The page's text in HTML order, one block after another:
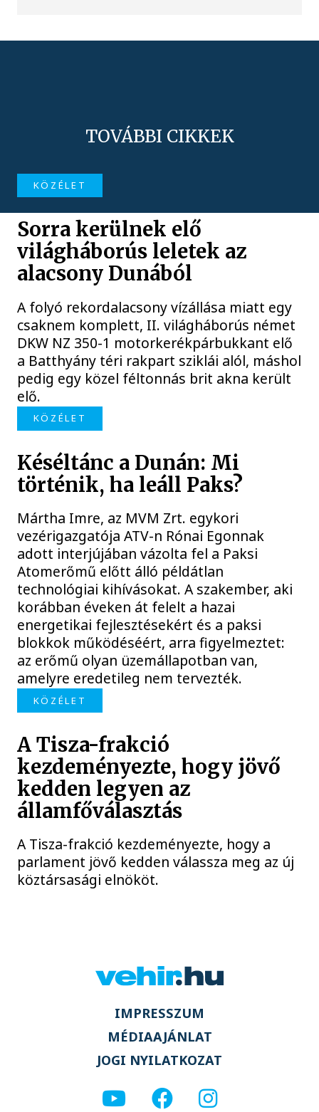
TOVÁBBI CIKKEK
KÖZÉLET
Sorra kerülnek elő
világháborús leletek az
alacsony Dunából
A folyó rekordalacsony vízállása miatt egy
csaknem komplett, II. világháborús német
DKW NZ 350-1 motorkerékpárbukkant elő
a Batthyány téri rakpart sziklái alól, máshol
pedig egy közel féltonnás brit akna került
elő.
KÖZÉLET
Késéltánc a Dunán: Mi
történik, ha leáll Paks?
Mártha Imre, az MVM Zrt. egykori
vezérigazgatója ATV-n Rónai Egonnak
adott interjújában vázolta fel a Paksi
Atomerőmű előtt álló példátlan
technológiai kihívásokat. A szakember, aki
korábban éveken át felelt a hazai
energetikai fejlesztésekért és a paksi
blokkok működéséért, arra figyelmeztet:
az erőmű olyan üzemállapotban van,
amelyre eredetileg nem tervezték.
KÖZÉLET
A Tisza-frakció
kezdeményezte, hogy jövő
kedden legyen az
államfőválasztás
A Tisza-frakció kezdeményezte, hogy a
parlament jövő kedden válassza meg az új
köztársasági elnököt.
IMPRESSZUM
MÉDIAAJÁNLAT
JOGI NYILATKOZAT